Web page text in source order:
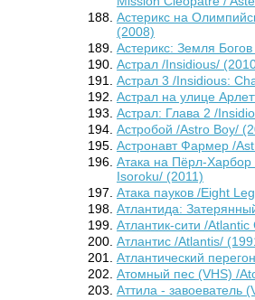
Астерикс на
(2008)
Астерикс: Земля
Астрал /Insidious/
Астрал 3 /Insidious:
Астрал на улице
Астрал: Глава 2 /
Астробой /Astro Boy/
Астронавт Фармер /
Атака на Пёрл-
Isoroku/ (2011)
Атака пауков /Eight
Атлантида:
Атлантик-сити /
Атлантис /Atlantis/
Атлантический
Атомный пес (VHS) /
Аттила - завоеватель